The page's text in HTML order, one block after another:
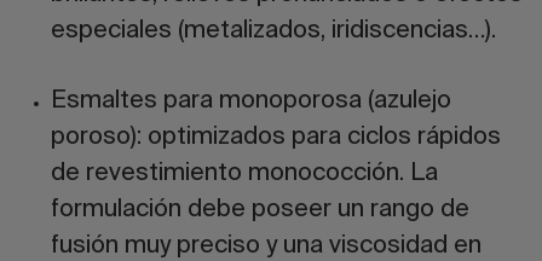
especiales (metalizados, iridiscencias…).
Esmaltes para monoporosa (azulejo
poroso): optimizados para ciclos rápidos
de revestimiento monococción. La
formulación debe poseer un rango de
fusión muy preciso y una viscosidad en